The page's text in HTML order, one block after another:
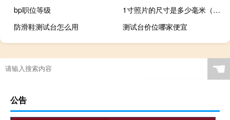
bp职位等级
1寸照片的尺寸是多少毫米（1寸照片的尺寸是多少）
防滑鞋测试台怎么用
测试台价位哪家便宜
☚
公告